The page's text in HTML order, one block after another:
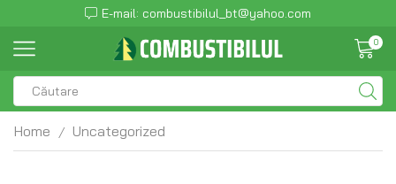
E-mail: combustibilul_bt@yahoo.com
0
Home / Uncategorized